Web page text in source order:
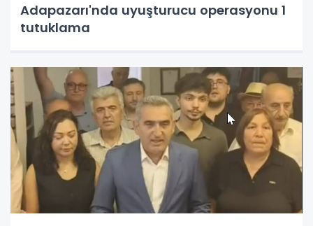
Adapazarı'nda uyuşturucu operasyonu 1
tutuklama